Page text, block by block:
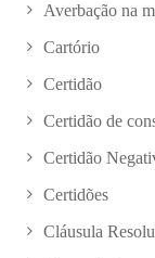
Averbação na
Cartório
Certidão
Certidão de
Certidão
Certidões
Cláusula